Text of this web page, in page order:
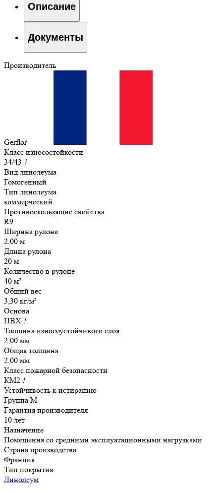
Описание
Документы
Производитель
Gerflor
Класс износостойкости
34/43 !
Вид линолеума
Гомогенный
Тип линолеума
коммерческий
Противоскользящие свойства
R9
Ширина рулона
2,00 м
Длина рулона
20 м
Количество в рулоне
40 м²
Общий вес
3,30 кг/м²
Основа
ПВХ !
Толщина износоустойчивого слоя
2,00 мм
Общая толщина
2,00 мм
Класс пожарной безопасности
КМ2 !
Устойчивость к истиранию
Группа М
Гарантия производителя
10 лет
Назначение
Помещения со средними эксплуатационными нагрузками
Страна производства
Франция
Тип покрытия
Линолеум